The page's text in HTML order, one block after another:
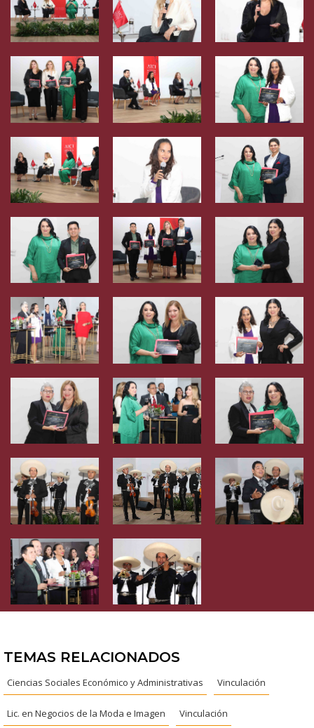
TEMAS RELACIONADOS
Ciencias Sociales Económico y Administrativas Vinculación
Lic. en Negocios de la Moda e Imagen Vinculación